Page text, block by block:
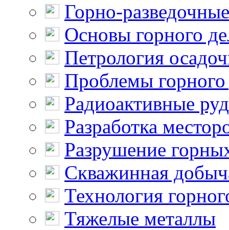
Горно-
Основы горного
Петрология
Проблемы горного
Радиоактивные
Разработка
Разрушение
Скважинная
Технология
Тяжелые металлы